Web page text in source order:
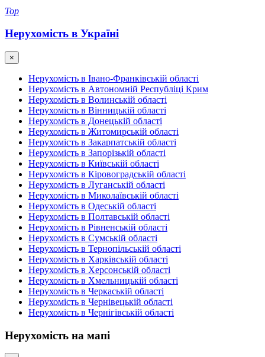
Top
Нерухомість в Україні
×
Нерухомість в Івано-Франківській області
Нерухомість в Автономній Республіці Крим
Нерухомість в Волинській області
Нерухомість в Вінницькій області
Нерухомість в Донецькій області
Нерухомість в Житомирській області
Нерухомість в Закарпатській області
Нерухомість в Запорізькій області
Нерухомість в Київській області
Нерухомість в Кіровоградській області
Нерухомість в Луганській області
Нерухомість в Миколаївській області
Нерухомість в Одеській області
Нерухомість в Полтавській області
Нерухомість в Рівненській області
Нерухомість в Сумській області
Нерухомість в Тернопільській області
Нерухомість в Харківській області
Нерухомість в Херсонській області
Нерухомість в Хмельницькій області
Нерухомість в Черкаській області
Нерухомість в Чернівецькій області
Нерухомість в Чернігівській області
Нерухомість на мапі